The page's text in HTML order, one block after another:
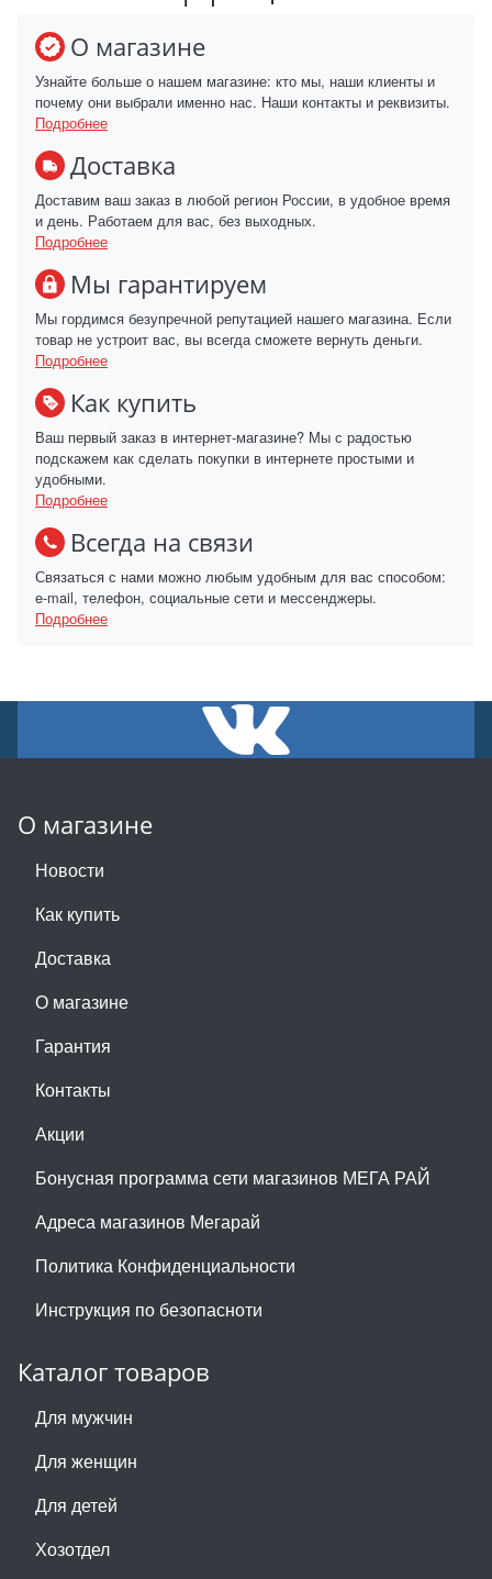
О магазине
Узнайте больше о нашем магазине: кто мы, наши клиенты и
почему они выбрали именно нас. Наши контакты и реквизиты.
Подробнее
Доставка
Доставим ваш заказ в любой регион России, в удобное время
и день. Работаем для вас, без выходных.
Подробнее
Мы гарантируем
Мы гордимся безупречной репутацией нашего магазина. Если
товар не устроит вас, вы всегда сможете вернуть деньги.
Подробнее
Как купить
Ваш первый заказ в интернет-магазине? Мы с радостью
подскажем как сделать покупки в интернете простыми и
удобными.
Подробнее
Всегда на связи
Связаться с нами можно любым удобным для вас способом:
e-mail, телефон, социальные сети и мессенджеры.
Подробнее
О магазине
Новости
Как купить
Доставка
О магазине
Гарантия
Контакты
Акции
Бонусная программа сети магазинов МЕГА РАЙ
Адреса магазинов Мегарай
Политика Конфиденциальности
Инструкция по безопасноти
Каталог товаров
Для мужчин
Для женщин
Для детей
Хозотдел